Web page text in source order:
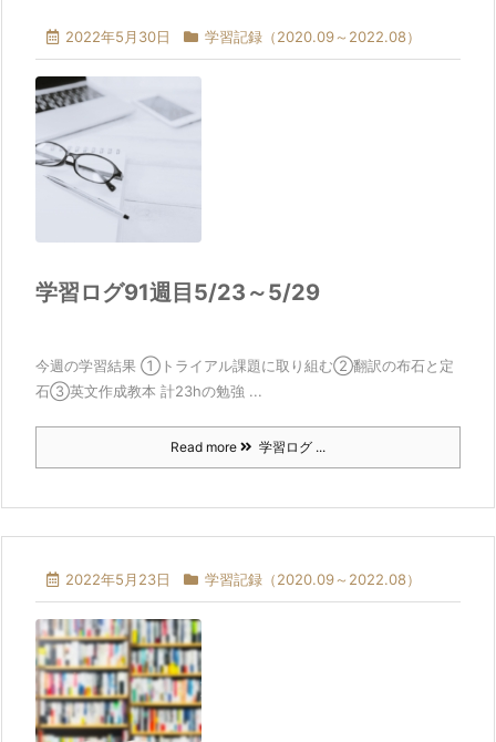
2022年5月30日 学習記録（2020.09～2022.08）
学習ログ91週目5/23～5/29
今週の学習結果 ①トライアル課題に取り組む②翻訳の布石と定
石③英文作成教本 計23hの勉強 ...
Read more 学習ログ ...
2022年5月23日 学習記録（2020.09～2022.08）